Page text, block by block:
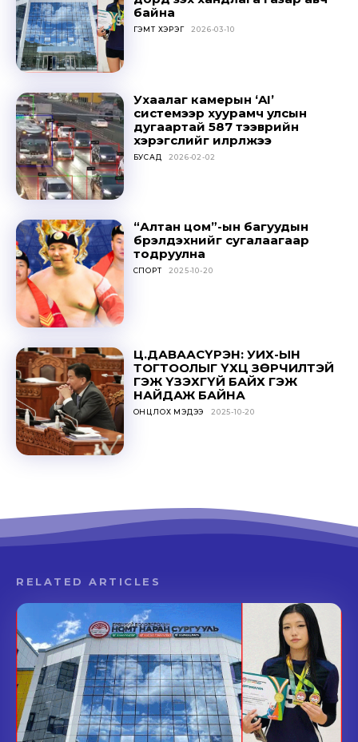
out!
Sing up for our newsletter
to stay in the loop.
байна
ГЭМТ ХЭРЭГ 2026-03-10
Ухаалаг камерын ‘AI’
системээр хуурамч улсын
дугаартай 587 тээврийн
хэрэгслийг илрүүлжээ
БУСАД 2026-02-02
“Алтан цом”-ын багуудын
бүрэлдэхүүнийг сугалаагаар
тодруулна
СПОРТ 2025-10-20
Ц.ДАВААСҮРЭН: УИХ-ЫН
ТОГТООЛЫГ ҮХЦ ЗӨРЧИЛТЭЙ
ГЭЖ ҮЗЭХГҮЙ БАЙХ ГЭЖ
НАЙДАЖ БАЙНА
ОНЦЛОХ МЭДЭЭ 2025-10-20
RELATED ARTICLES